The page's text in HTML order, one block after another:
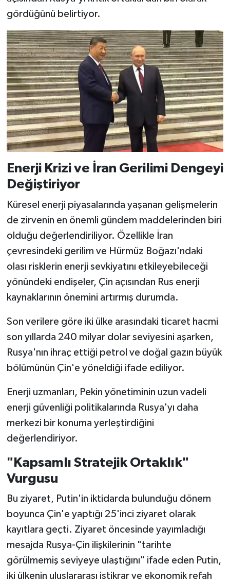
gördüğünü belirtiyor.
Enerji Krizi ve İran Gerilimi Dengeyi
Değiştiriyor
Küresel enerji piyasalarında yaşanan gelişmelerin
de zirvenin en önemli gündem maddelerinden biri
olduğu değerlendiriliyor. Özellikle İran
çevresindeki gerilim ve Hürmüz Boğazı'ndaki
olası risklerin enerji sevkiyatını etkileyebileceği
yönündeki endişeler, Çin açısından Rus enerji
kaynaklarının önemini artırmış durumda.
Son verilere göre iki ülke arasındaki ticaret hacmi
son yıllarda 240 milyar dolar seviyesini aşarken,
Rusya'nın ihraç ettiği petrol ve doğal gazın büyük
bölümünün Çin'e yöneldiği ifade ediliyor.
Enerji uzmanları, Pekin yönetiminin uzun vadeli
enerji güvenliği politikalarında Rusya'yı daha
merkezi bir konuma yerleştirdiğini
değerlendiriyor.
"Kapsamlı Stratejik Ortaklık"
Vurgusu
Bu ziyaret, Putin'in iktidarda bulunduğu dönem
boyunca Çin'e yaptığı 25'inci ziyaret olarak
kayıtlara geçti. Ziyaret öncesinde yayımladığı
mesajda Rusya-Çin ilişkilerinin "tarihte
görülmemiş seviyeye ulaştığını" ifade eden Putin,
iki ülkenin uluslararası istikrar ve ekonomik refah